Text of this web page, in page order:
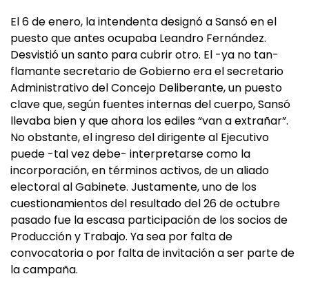
El 6 de enero, la intendenta designó a Sansó en el
puesto que antes ocupaba Leandro Fernández.
Desvistió un santo para cubrir otro. El -ya no tan-
flamante secretario de Gobierno era el secretario
Administrativo del Concejo Deliberante, un puesto
clave que, según fuentes internas del cuerpo, Sansó
llevaba bien y que ahora los ediles “van a extrañar”.
No obstante, el ingreso del dirigente al Ejecutivo
puede -tal vez debe- interpretarse como la
incorporación, en términos activos, de un aliado
electoral al Gabinete. Justamente, uno de los
cuestionamientos del resultado del 26 de octubre
pasado fue la escasa participación de los socios de
Producción y Trabajo. Ya sea por falta de
convocatoria o por falta de invitación a ser parte de
la campaña.